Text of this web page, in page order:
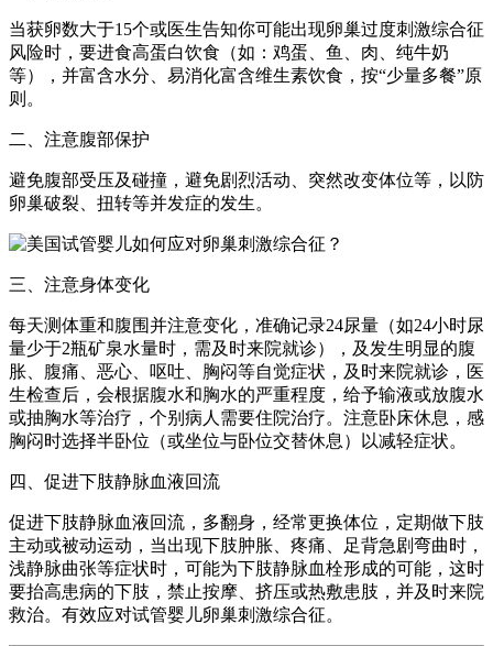
当获卵数大于15个或医生告知你可能出现卵巢过度刺激综合征
风险时，要进食高蛋白饮食（如：鸡蛋、鱼、肉、纯牛奶
等），并富含水分、易消化富含维生素饮食，按“少量多餐”原
则。
二、注意腹部保护
避免腹部受压及碰撞，避免剧烈活动、突然改变体位等，以防
卵巢破裂、扭转等并发症的发生。
三、注意身体变化
每天测体重和腹围并注意变化，准确记录24尿量（如24小时尿
量少于2瓶矿泉水量时，需及时来院就诊），及发生明显的腹
胀、腹痛、恶心、呕吐、胸闷等自觉症状，及时来院就诊，医
生检查后，会根据腹水和胸水的严重程度，给予输液或放腹水
或抽胸水等治疗，个别病人需要住院治疗。注意卧床休息，感
胸闷时选择半卧位（或坐位与卧位交替休息）以减轻症状。
四、促进下肢静脉血液回流
促进下肢静脉血液回流，多翻身，经常更换体位，定期做下肢
主动或被动运动，当出现下肢肿胀、疼痛、足背急剧弯曲时，
浅静脉曲张等症状时，可能为下肢静脉血栓形成的可能，这时
要抬高患病的下肢，禁止按摩、挤压或热敷患肢，并及时来院
救治。有效应对试管婴儿卵巢刺激综合征。